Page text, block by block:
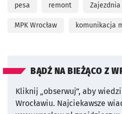
pesa remont Zajezdnia
MPK Wrocław komunikacja
BĄDŹ NA BIEŻĄCO Z
Kliknij „obserwuj”, aby
Wrocławiu. Najciekawsze